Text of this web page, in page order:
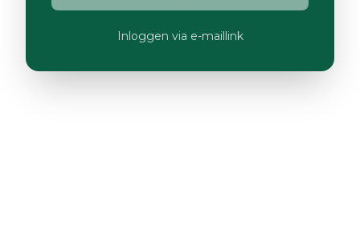
Inloggen via e-maillink